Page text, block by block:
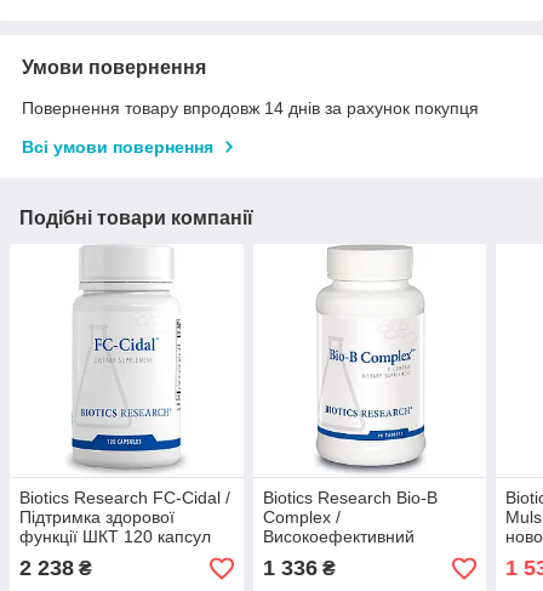
Умови повернення
Повернення товару впродовж 14 днів за рахунок покупця
Всі умови повернення
Подібні товари компанії
Biotics Research FC-Cidal /
Підтримка здорової
функції ШКТ 120 капсул
2 238 ₴
Biotics Research Bio-B
Complex /
Високоефективний
комплекс вітамінів групи Б
90 таблеток
1 336₴ 1